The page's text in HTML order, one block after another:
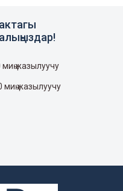
миң жазылуучу
миң жазылуучу